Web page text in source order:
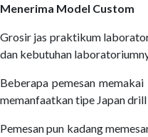
Menerima Model Custom
Grosir jas praktikum
dan kebutuhan
Beberapa pemesan
memanfaatkan tipe Japan
Pemesan pun kadang